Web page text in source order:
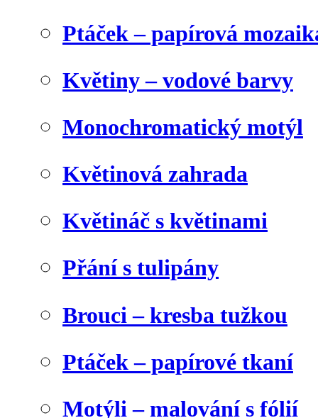
Ptáček – papírová
Květiny – vodové barvy
Monochromatický motýl
Květinová zahrada
Květináč s květinami
Přání s tulipány
Brouci – kresba tužkou
Ptáček – papírové tkaní
Motýli – malování s fólií